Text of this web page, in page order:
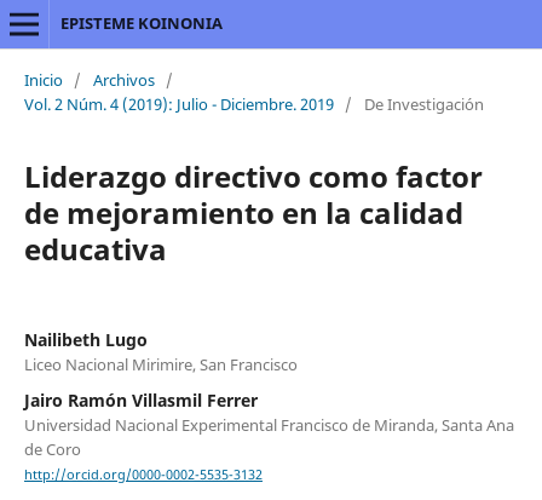
EPISTEME KOINONIA
Inicio / Archivos /
Vol. 2 Núm. 4 (2019): Julio - Diciembre. 2019 / De Investigación
Liderazgo directivo como factor
de mejoramiento en la calidad
educativa
Nailibeth Lugo
Liceo Nacional Mirimire, San Francisco
Jairo Ramón Villasmil Ferrer
Universidad Nacional Experimental Francisco de Miranda, Santa Ana
de Coro
http://orcid.org/0000-0002-5535-3132